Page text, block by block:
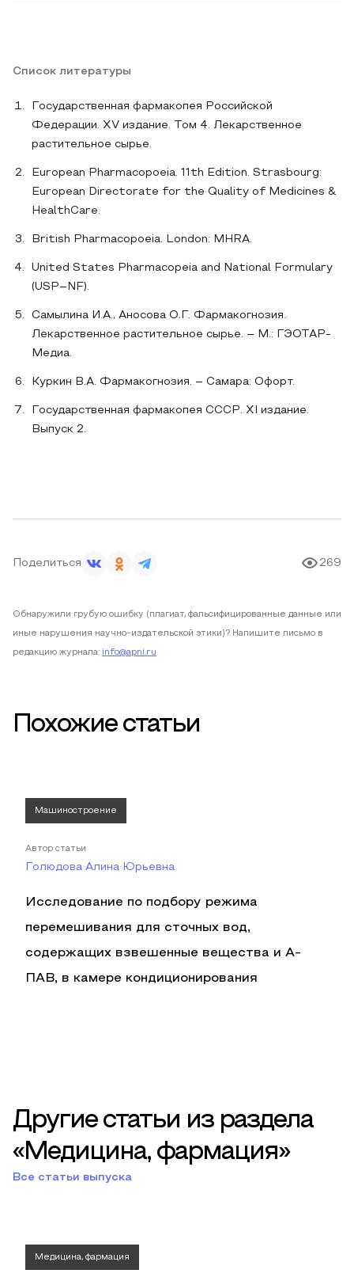
Список литературы
Государственная фармакопея Российской
Федерации. XV издание. Том 4. Лекарственное
растительное сырье.
European Pharmacopoeia. 11th Edition. Strasbourg:
European Directorate for the Quality of Medicines &
HealthCare.
British Pharmacopoeia. London: MHRA.
United States Pharmacopeia and National Formulary
(USP–NF).
Самылина И.А., Аносова О.Г. Фармакогнозия.
Лекарственное растительное сырье. – М.: ГЭОТАР-
Медиа.
Куркин В.А. Фармакогнозия. – Самара: Офорт.
Государственная фармакопея СССР. XI издание.
Выпуск 2.
Поделиться 269
Обнаружили грубую ошибку (плагиат, фальсифицированные данные или
иные нарушения научно-издательской этики)? Напишите письмо в
редакцию журнала: info@apni.ru
Похожие статьи
Машиностроение
Автор статьи
Голюдова Алина Юрьевна
Исследование по подбору режима
перемешивания для сточных вод,
содержащих взвешенные вещества и А-
ПАВ, в камере кондиционирования
Другие статьи из раздела
«Медицина, фармация»
Все статьи выпуска
Медицина, фармация